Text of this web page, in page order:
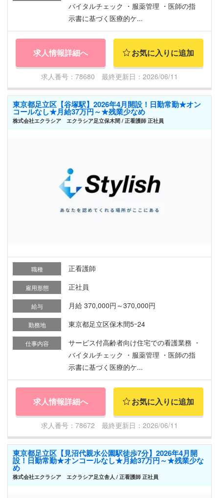
バイタルチェック ・服薬管理 ・医師の指
示書に基づく医療的ケ...
求人情報詳細へ お気に入りに追加
求人番号：78680 最終更新日：2026/06/11
東京都足立区【谷塚駅】2026年4月開設！日勤常勤★オン
コールなし★月給37万円～★残業少なめ
株式会社エクラシア エクラシア足立保木間 / 正看護師 正社員
職種 正看護師
雇用形態 正社員
給与 月給 370,000円～370,000円
勤務地 東京都足立区保木間5ｰ24
仕事内容
サービス付高齢者向け住宅での看護業務 ・
バイタルチェック ・服薬管理 ・医師の指
示書に基づく医療的ケ...
求人情報詳細へ お気に入りに追加
求人番号：78672 最終更新日：2026/06/11
東京都足立区【見沼代親水公園駅徒歩7分】2026年4月開
設！日勤常勤★オンコールなし★月給37万円～★残業少な
め
株式会社エクラシア エクラシア足立舎人 / 正看護師 正社員